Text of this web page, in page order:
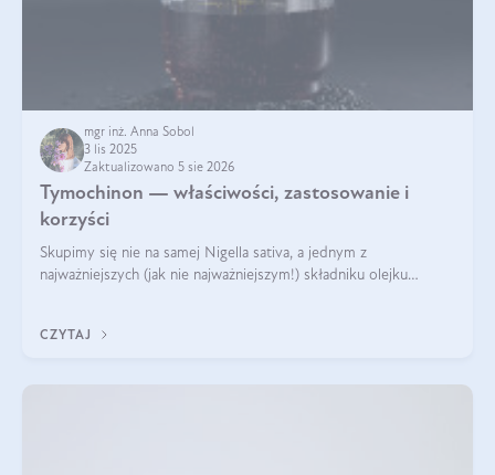
mgr inż. Anna Sobol
3 lis 2025
Zaktualizowano 5 sie 2026
Tymochinon — właściwości, zastosowanie i
korzyści
Skupimy się nie na samej Nigella sativa, a jednym z
najważniejszych (jak nie najważniejszym!) składniku olejku
CZYTAJ